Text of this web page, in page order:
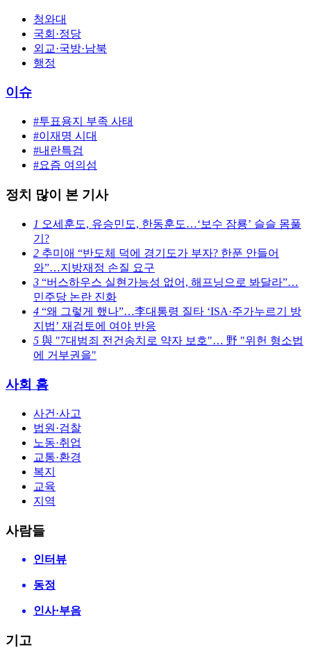
청와대
국회·정당
외교·국방·남북
행정
이슈
#투표용지 부족 사태
#이재명 시대
#내란특검
#요즘 여의섬
정치 많이 본 기사
1 오세훈도, 유승민도, 한동훈도…‘보수 잠룡’ 슬슬 몸풀
기?
2 추미애 “반도체 덕에 경기도가 부자? 한푼 안들어
와”…지방재정 손질 요구
3 “버스하우스 실현가능성 없어, 해프닝으로 봐달라”…
민주당 논란 진화
4 “왜 그렇게 했나”…李대통령 질타 ‘ISA·주가누르기 방
지법’ 재검토에 여야 반응
5 與 "7대범죄 전건송치로 약자 보호"… 野 "위헌 형소법
에 거부권을"
사회 홈
사건·사고
법원·검찰
노동·취업
교통·환경
복지
교육
지역
사람들
인터뷰
동정
인사·부음
기고